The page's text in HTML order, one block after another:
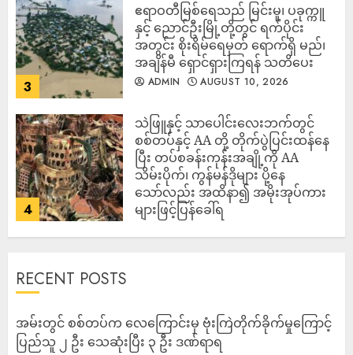
3
ဧရာဝတီမြစ်ရေသည် မြင်းမူ၊ ပခုက္ကူ
နှင့် ညောင်ဦးမြို့တို့တွင် ရက်ပိုင်း
အတွင်း စိုးရိမ်ရေမှတ် ရောက်ရှိ မည်၊
အချိန်မီ ရှောင်ရှားကြရန် သတိပေး
ADMIN AUGUST 10, 2026
4
သဲဖြူနှင့် သာပေါင်းလေးဘက်တွင်
စစ်တပ်နှင့် AA တို့ တိုက်ပွဲပြင်းထန်‌နေ
ပြီး တပ်စခန်းကုန်းအချို့ကို AA
သိမ်းပိုက်၊ ကွန်မန်ဒိုများ ပို့နေ
သော်လည်း အထိနာ၍ အမိုးအုပ်ကား
များဖြင့်ပြန်ခေါ်ရ
RECENT POSTS
‎အမ်းတွင် စစ်တပ်က လေကြောင်းမှ ဗုံးကြဲတိုက်ခိုက်မှုကြောင့်
ပြည်သူ ၂ ဦး သေဆုံးပြီး ၃ ဦး ဒဏ်ရာရ